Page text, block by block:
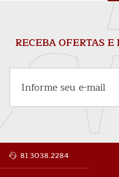
RECEBA OFERTAS
Informe seu e-mail
81 3038.2284